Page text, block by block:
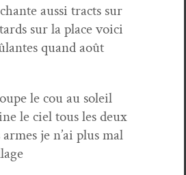
aus­si tracts sur
sur la place voici
quand août
le cou au soleil
le ciel tous les deux
je n’ai plus mal